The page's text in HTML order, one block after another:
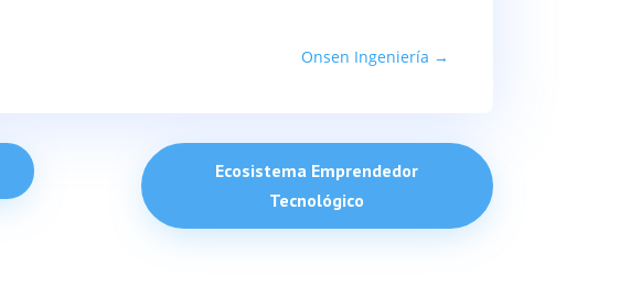
Onsen Ingeniería →
Ecosistema Emprendedor
Tecnológico